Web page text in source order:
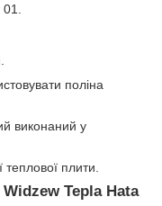
поліна
виконаний у
плити.
Tepla Hata